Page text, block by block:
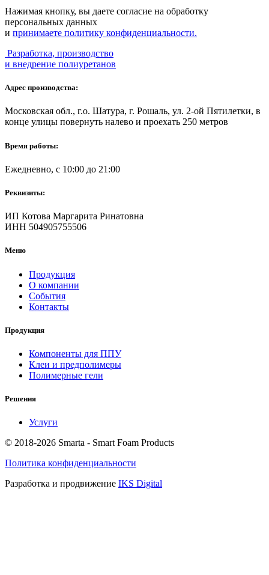
Нажимая кнопку, вы даете согласие на обработку
персональных данных
и принимаете политику конфиденциальности.
Разработка, производство
и внедрение полиуретанов
Адрес производства:
Московская обл., г.о. Шатура, г. Рошаль, ул. 2-ой Пятилетки, в
конце улицы повернуть налево и проехать 250 метров
Время работы:
Ежедневно, с 10:00 до 21:00
Реквизиты:
ИП Котова Маргарита Ринатовна
ИНН 504905755506
Меню
Продукция
О компании
События
Контакты
Продукция
Компоненты для ППУ
Клеи и предполимеры
Полимерные гели
Решения
Услуги
© 2018-2026 Smarta - Smart Foam Products
Политика конфиденциальности
Разработка и продвижение IKS Digital